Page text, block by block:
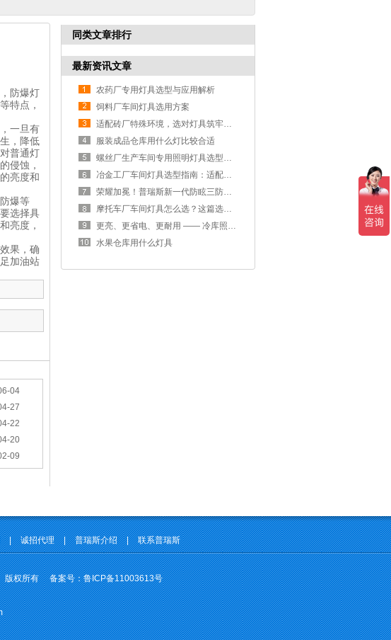
防爆灯
特点，
一旦有
，降低
普通灯
侵蚀，
亮度和
爆等
选择具
亮度，
果，确
加油站
04
27
22
20
09
同类文章排行
最新资讯文章
农药厂专用灯具选型与应用解析
饲料厂车间灯具选用方案
适配砖厂特殊环境，选对灯具筑牢生产安全线
服装成品仓库用什么灯比较合适
螺丝厂生产车间专用照明灯具选型方案
冶金工厂车间灯具选型指南：适配恶劣工况，筑牢安全照明防线
荣耀加冕！普瑞斯新一代防眩三防灯BC-L斩获2026阿拉丁神灯奖
摩托车厂车间灯具怎么选？这篇选型指南，帮你避坑又节能
更亮、更省电、更耐用 —— 冷库照明优选
水果仓库用什么灯具
| 诚招代理 | 普瑞斯介绍 | 联系普瑞斯
版权所有 备案号：鲁ICP备11003613号